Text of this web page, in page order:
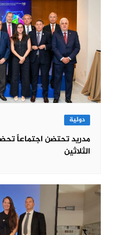
دولية
مدريد تحتضن اجتماعاً
الثلاثين